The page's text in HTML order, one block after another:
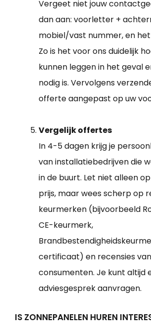
Vergeet niet jouw
dan aan: voorletter +
mobiel/vast nummer, en
Zo is het voor ons duidelijk
kunnen leggen in het geval
nodig is. Vervolgens
offerte aangepast op uw
Vergelijk offertes
In 4-5 dagen krijg je
van installatiebedrijven die
in de buurt. Let niet alleen
prijs, maar wees scherp op
keurmerken (bijvoorbeeld
CE-keurmerk,
certificaat) en recensies
consumenten. Je kunt altijd
adviesgesprek aanvragen.
IS ZONNEPANELEN HUREN